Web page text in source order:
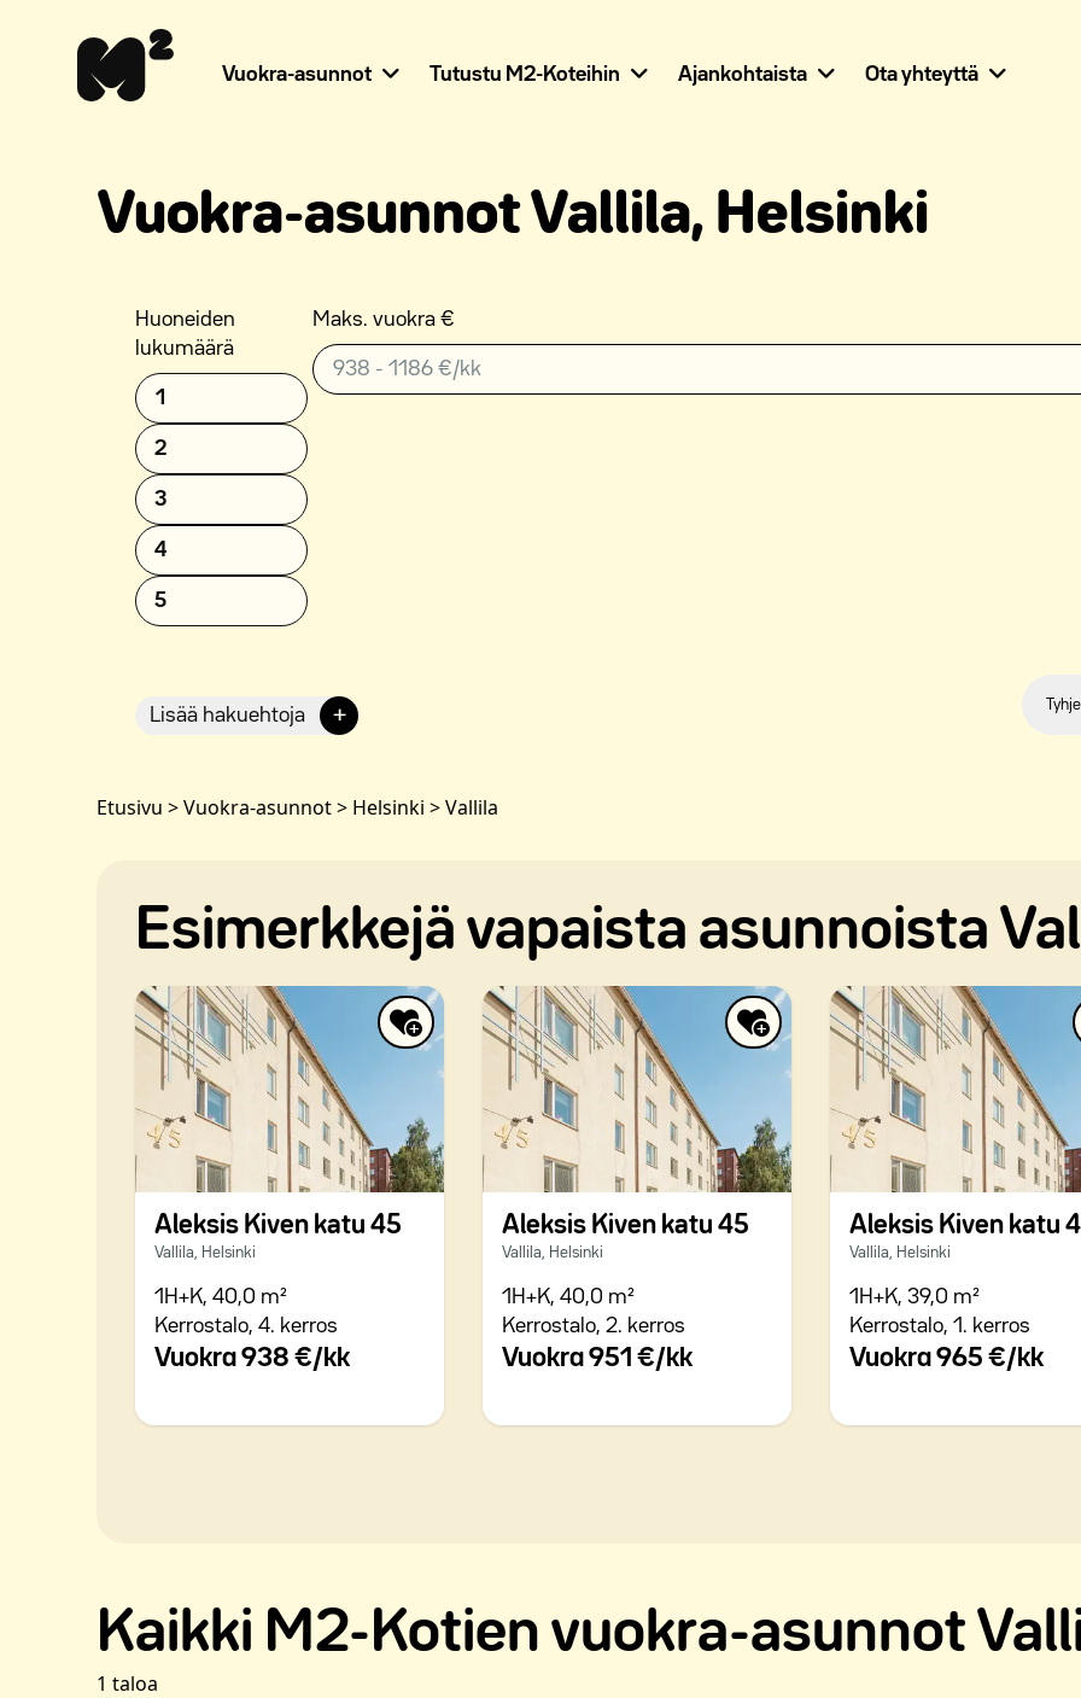
sisältöön
sivuston
käyttöön
näkövammaisille
Vuokra-asunnot Tutustu M2-Koteihin Ajankohtaista Ota yhteyttä
Vuokra-asunnot Vallila, Helsinki
Huoneiden
lukumäärä
1
2
3
4
5
Maks. vuokra €
Lisää hakuehtoja +
Etusivu >Vuokra-asunnot> Helsinki >Vallila
Esimerkkejä vapaista asunnoista
Aleksis Kiven katu 45
Vallila, Helsinki
1H+K, 40,0 m²
Kerrostalo, 4. kerros
Vuokra 938 €/kk
Aleksis Kiven katu 45
Vallila, Helsinki
1H+K, 40,0 m²
Kerrostalo, 2. kerros
Vuokra 951 €/kk
Aleksis Kiven katu
Vallila, Helsinki
1H+K, 39,0 m²
Kerrostalo, 1. kerros
Vuokra 965 €/kk
Kaikki M2-Kotien vuokra-asunnot
1 taloa